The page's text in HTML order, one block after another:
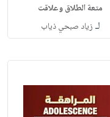
متعة الطلاق وعلاقت
لـ زياد صبحي ذياب